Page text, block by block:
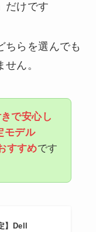
だけです
ちらを選んでも
ん。
で安心し
モデル
すすめです
】Dell